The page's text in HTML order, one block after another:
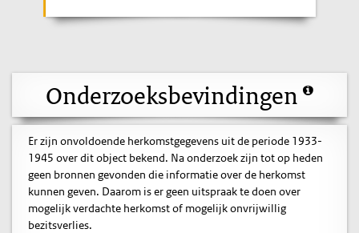
Onderzoeksbevindingen
Er zijn onvoldoende herkomstgegevens uit de periode 1933-
1945 over dit object bekend. Na onderzoek zijn tot op heden
geen bronnen gevonden die informatie over de herkomst
kunnen geven. Daarom is er geen uitspraak te doen over
mogelijk verdachte herkomst of mogelijk onvrijwillig
bezitsverlies.